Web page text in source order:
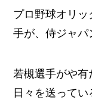
プロ野球オリ
手が、侍ジャパ
若槻選手がや有
日々を送って